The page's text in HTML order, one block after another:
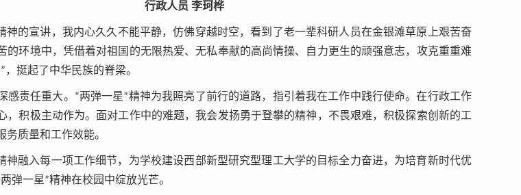
行政人员 李珂桦
神的宣讲，我内心久久不能平静，仿佛穿越时空，看到了老一辈科研人员在金银滩草原上艰苦奋
的环境中，凭借着对祖国的无限热爱、无私奉献的高尚情操、自力更生的顽强意志，攻克重重难
挺起了中华民族的脊梁。
责任重大。“两弹一星”精神为我照亮了前行的道路，指引着我在工作中践行使命。在行政工作
，积极主动作为。面对工作中的难题，我会发扬勇于登攀的精神，不畏艰难，积极探索创新的工
质量和工作效能。
神融入每一项工作细节，为学校建设西部新型研究型理工大学的目标全力奋进，为培育新时代优
弹一星”精神在校园中绽放光芒。